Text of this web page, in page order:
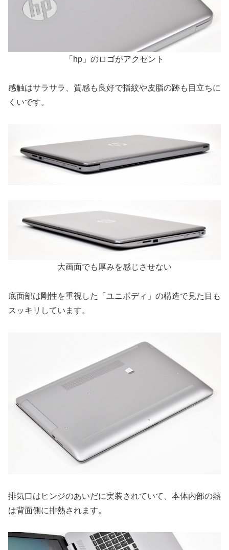
「hp」のロゴがアクセント
感触はサラサラ、質感も良好で指紋や皮脂の跡も目立ちに
くいです。
大画面でも厚みを感じさせない
底面部は剛性を重視した「ユニボディ」の構造で見た目も
スッキリしています。
排気口はヒンジのあいだに実装されていて、本体内部の熱
は背面側に排熱されます。